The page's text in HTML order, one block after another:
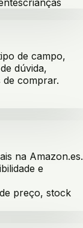
de campo,
dúvida,
comprar.
na Amazon.es.
e
preço, stock